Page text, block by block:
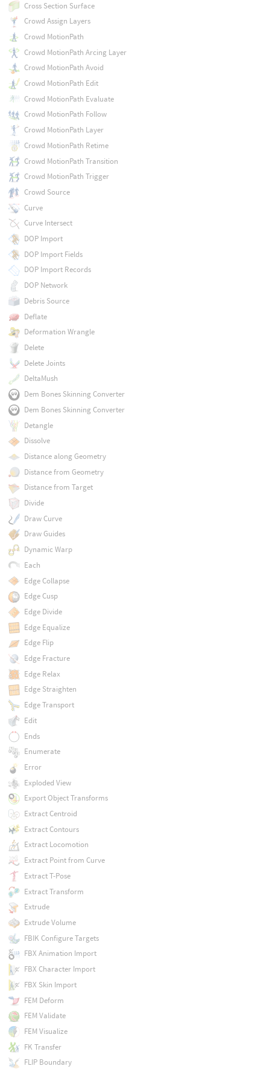
Cross Section Surface
Crowd Assign Layers
Crowd MotionPath
Crowd MotionPath Arcing Layer
Crowd MotionPath Avoid
Crowd MotionPath Edit
Crowd MotionPath Evaluate
Crowd MotionPath Follow
Crowd MotionPath Layer
Crowd MotionPath Retime
Crowd MotionPath Transition
Crowd MotionPath Trigger
Crowd Source
Curve
Curve Intersect
DOP Import
DOP Import Fields
DOP Import Records
DOP Network
Debris Source
Deflate
Deformation Wrangle
Delete
Delete Joints
DeltaMush
Dem Bones Skinning Converter
Dem Bones Skinning Converter
Detangle
Dissolve
Distance along Geometry
Distance from Geometry
Distance from Target
Divide
Draw Curve
Draw Guides
Dynamic Warp
Each
Edge Collapse
Edge Cusp
Edge Divide
Edge Equalize
Edge Flip
Edge Fracture
Edge Relax
Edge Straighten
Edge Transport
Edit
Ends
Enumerate
Error
Exploded View
Export Object Transforms
Extract Centroid
Extract Contours
Extract Locomotion
Extract Point from Curve
Extract T-Pose
Extract Transform
Extrude
Extrude Volume
FBIK Configure Targets
FBX Animation Import
FBX Character Import
FBX Skin Import
FEM Deform
FEM Validate
FEM Visualize
FK Transfer
FLIP Boundary